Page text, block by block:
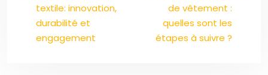
textile: innovation,
durabilité et
engagement
de vêtement :
quelles sont les
étapes à suivre ?